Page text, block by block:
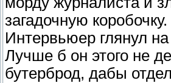
загадочную коробочку.
Интервьюер глянул
Лучше б он этого не
бутерброд, дабы